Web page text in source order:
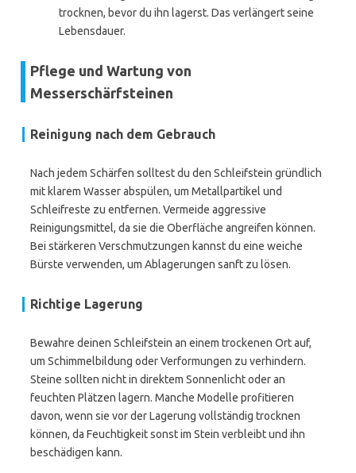
trocknen, bevor du ihn lagerst. Das verlängert seine
Lebensdauer.
Pflege und Wartung von
Messerschärfsteinen
Reinigung nach dem Gebrauch
Nach jedem Schärfen solltest du den Schleifstein gründlich
mit klarem Wasser abspülen, um Metallpartikel und
Schleifreste zu entfernen. Vermeide aggressive
Reinigungsmittel, da sie die Oberfläche angreifen können.
Bei stärkeren Verschmutzungen kannst du eine weiche
Bürste verwenden, um Ablagerungen sanft zu lösen.
Richtige Lagerung
Bewahre deinen Schleifstein an einem trockenen Ort auf,
um Schimmelbildung oder Verformungen zu verhindern.
Steine sollten nicht in direktem Sonnenlicht oder an
feuchten Plätzen lagern. Manche Modelle profitieren
davon, wenn sie vor der Lagerung vollständig trocknen
können, da Feuchtigkeit sonst im Stein verbleibt und ihn
beschädigen kann.